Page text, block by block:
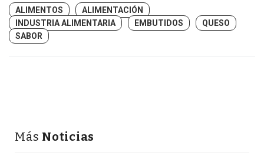
ALIMENTOS
ALIMENTACIÓN
INDUSTRIA ALIMENTARIA
EMBUTIDOS
QUESO
SABOR
Más Noticias